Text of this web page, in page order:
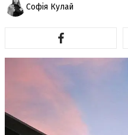
Софія Кулай